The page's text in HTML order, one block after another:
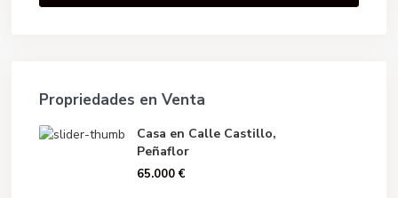
Propriedades en Venta
Casa en Calle Castillo,
Peñaflor
65.000 €